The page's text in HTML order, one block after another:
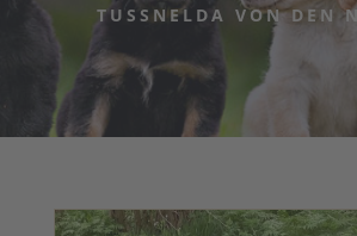
TUSSNELDA VON DEN